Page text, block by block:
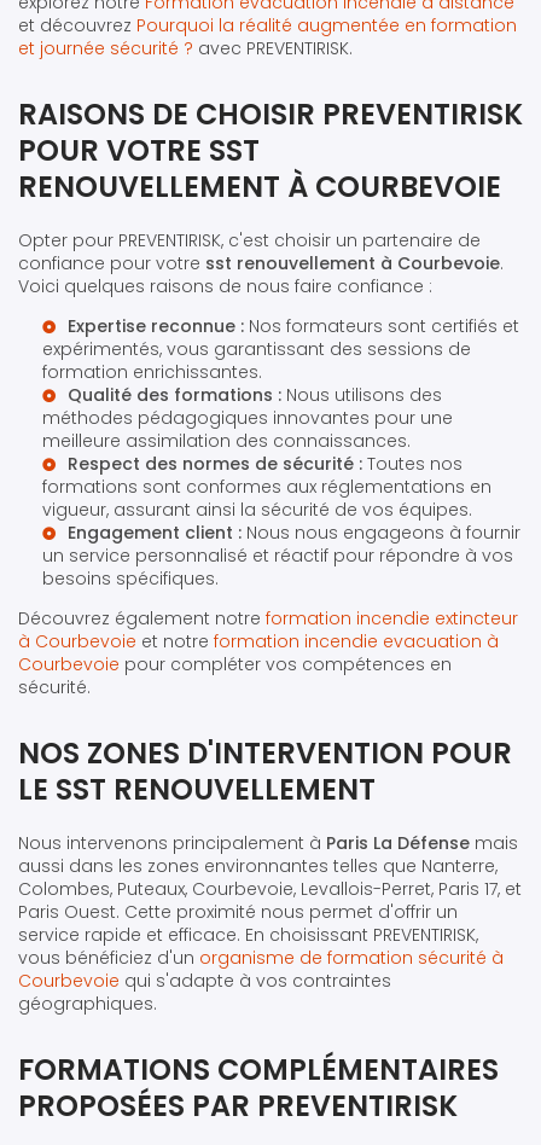
et découvrez Pourquoi la réalité augmentée en formation
et journée sécurité ? avec PREVENTIRISK.
RAISONS DE CHOISIR PREVENTIRISK
POUR VOTRE SST
RENOUVELLEMENT À COURBEVOIE
Opter pour PREVENTIRISK, c'est choisir un partenaire de
confiance pour votre sst renouvellement à Courbevoie.
Voici quelques raisons de nous faire confiance :
Expertise reconnue : Nos formateurs sont certifiés et
expérimentés, vous garantissant des sessions de
formation enrichissantes.
Qualité des formations : Nous utilisons des
méthodes pédagogiques innovantes pour une
meilleure assimilation des connaissances.
Respect des normes de sécurité : Toutes nos
formations sont conformes aux réglementations en
vigueur, assurant ainsi la sécurité de vos équipes.
Engagement client : Nous nous engageons à fournir
un service personnalisé et réactif pour répondre à vos
besoins spécifiques.
Découvrez également notre formation incendie extincteur
à Courbevoie et notre formation incendie evacuation à
Courbevoie pour compléter vos compétences en
sécurité.
NOS ZONES D'INTERVENTION POUR
LE SST RENOUVELLEMENT
Nous intervenons principalement à Paris La Défense mais
aussi dans les zones environnantes telles que Nanterre,
Colombes, Puteaux, Courbevoie, Levallois-Perret, Paris 17, et
Paris Ouest. Cette proximité nous permet d'offrir un
service rapide et efficace. En choisissant PREVENTIRISK,
vous bénéficiez d'un organisme de formation sécurité à
Courbevoie qui s'adapte à vos contraintes
géographiques.
FORMATIONS COMPLÉMENTAIRES
PROPOSÉES PAR PREVENTIRISK